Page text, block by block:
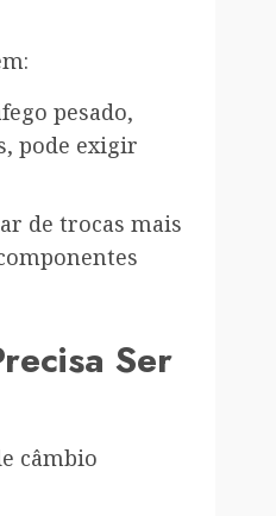
pesado,
pode exigir
de trocas mais
Ser
câmbio